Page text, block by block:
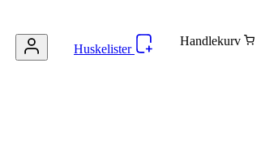
Huskelister
Handlekurv